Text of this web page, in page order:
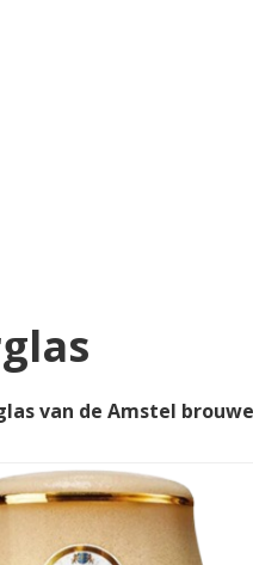
van de Amstel